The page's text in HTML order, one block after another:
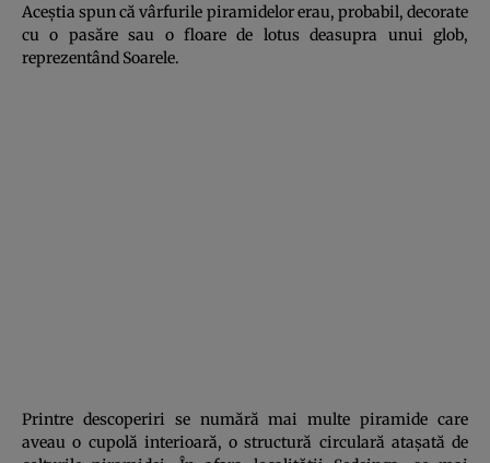
Aceştia spun că vârfurile piramidelor erau, probabil, decorate
cu o pasăre sau o floare de lotus deasupra unui glob,
reprezentând Soarele.
Printre descoperiri se numără mai multe piramide care
aveau o cupolă interioară, o structură circulară ataşată de